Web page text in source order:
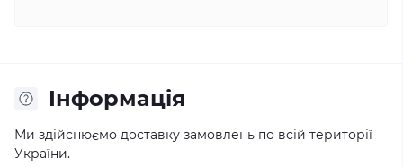
Iнформація
Ми здійснюємо доставку замовлень по всій території
України.